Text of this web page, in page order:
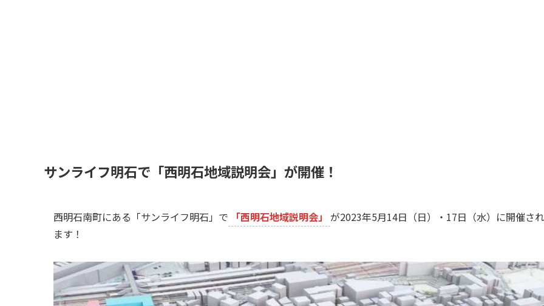
サンライフ明石で「西明石地域説明会」が開催！
西明石南町にある「サンライフ明石」で 「西明石地域説明会」 が2023年5月14日（日）・17日（水）に開催され
ます！